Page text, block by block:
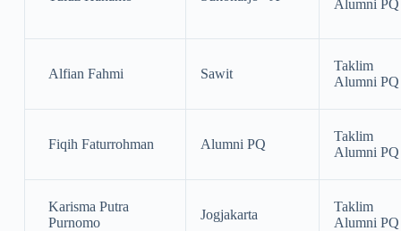
Alumni PQ
Alfian Fahmi Sawit
Taklim
Alumni PQ
Fiqih Faturrohman Alumni PQ
Taklim
Alumni PQ
Karisma Putra
Purnomo
Jogjakarta
Taklim
Alumni PQ